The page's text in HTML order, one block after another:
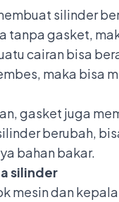
silinder
gasket,
cairan bisa
maka bisa
gasket juga
berubah,
bahan bakar.
silinder
mesin dan